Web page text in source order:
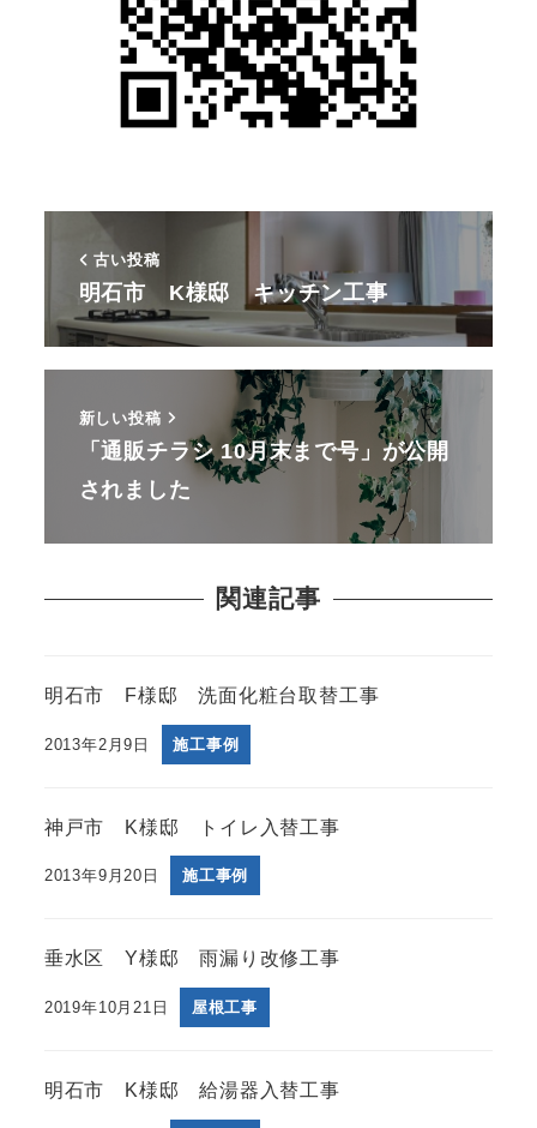
古い投稿
明石市 K様邸 キッチン工事
新しい投稿
「通販チラシ 10月末まで号」が公開
されました
関連記事
明石市 F様邸 洗面化粧台取替工事
2013年2月9日 施工事例
神戸市 K様邸 トイレ入替工事
2013年9月20日 施工事例
垂水区 Y様邸 雨漏り改修工事
2019年10月21日 屋根工事
明石市 K様邸 給湯器入替工事